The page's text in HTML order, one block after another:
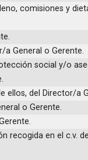
comisiones y
a General o Gerente.
social y/o
ellos, del Director/a
o Gerente.
recogida en el c.v.